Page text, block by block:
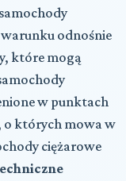
warunku odnośnie
które mogą
w punktach
o których mowa w
ciężarowe